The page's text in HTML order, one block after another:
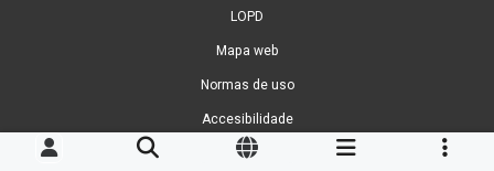
LOPD
Mapa web
Normas de uso
Accesibilidade
Xestión de cookies